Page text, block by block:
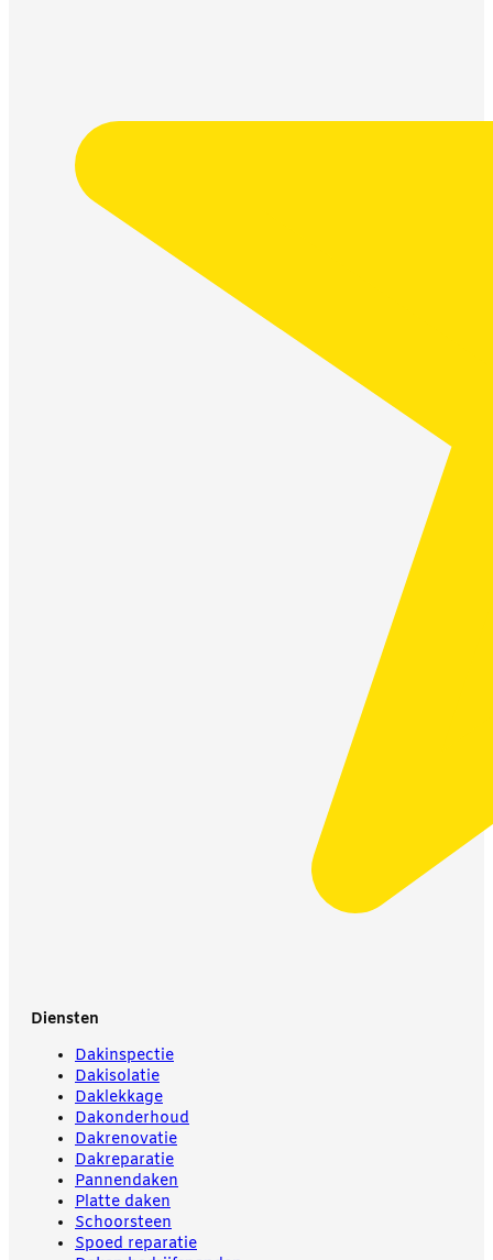
Diensten
Dakinspectie
Dakisolatie
Daklekkage
Dakonderhoud
Dakrenovatie
Dakreparatie
Pannendaken
Platte daken
Schoorsteen
Spoed reparatie